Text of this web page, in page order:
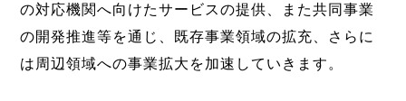
の対応機関へ向けたサービスの提供、また共同事業
の開発推進等を通じ、既存事業領域の拡充、さらに
は周辺領域への事業拡大を加速していきます。